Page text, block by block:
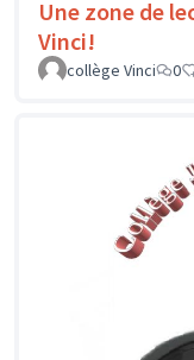
Une zone de
Vinci!
collège Vinci
0